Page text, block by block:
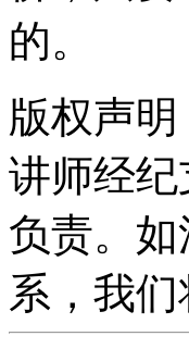
的。
版权声
讲师经
负责。
系，我